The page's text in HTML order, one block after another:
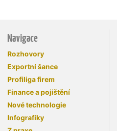
Navigace
Rozhovory
Exportní šance
Profiliga firem
Finance a pojištění
Nové technologie
Infografiky